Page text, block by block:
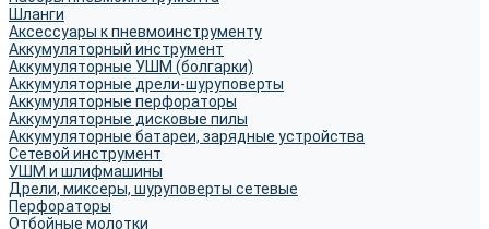
Шланги
Аксессуары к пневмоинструменту
Аккумуляторный инструмент
Аккумуляторные УШМ (болгарки)
Аккумуляторные дрели-шуруповерты
Аккумуляторные перфораторы
Аккумуляторные дисковые пилы
Аккумуляторные батареи, зарядные устройства
Сетевой инструмент
УШМ и шлифмашины
Дрели, миксеры, шуруповерты сетевые
Перфораторы
Отбойные молотки